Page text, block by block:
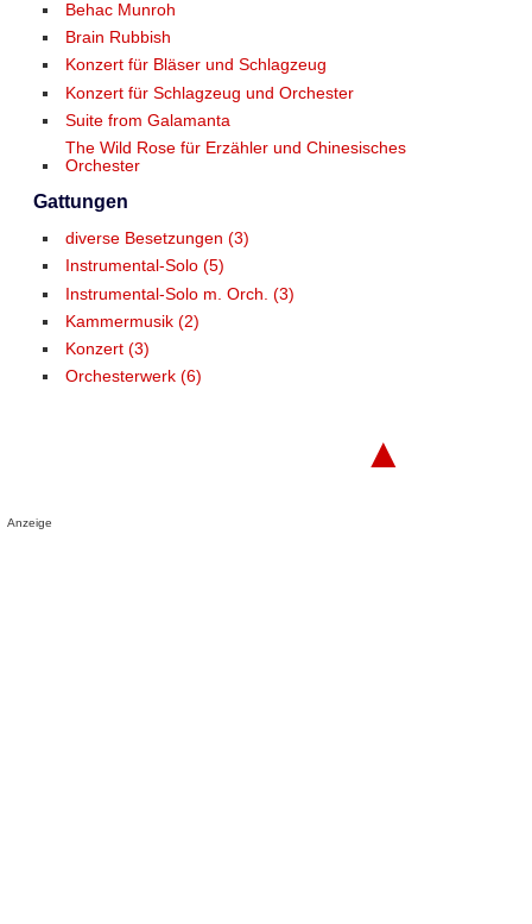
Behac Munroh
Brain Rubbish
Konzert für Bläser und Schlagzeug
Konzert für Schlagzeug und Orchester
Suite from Galamanta
The Wild Rose für Erzähler und Chinesisches
Orchester
Gattungen
diverse Besetzungen (3)
Instrumental-Solo (5)
Instrumental-Solo m. Orch. (3)
Kammermusik (2)
Konzert (3)
Orchesterwerk (6)
▲
Anzeige